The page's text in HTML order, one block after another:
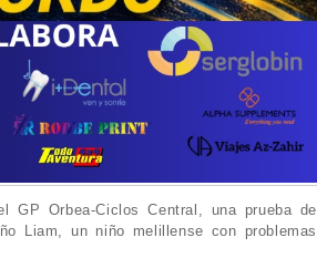
GP Orbea-Ciclos Central, una prueba de
Liam, un niño melillense con problemas